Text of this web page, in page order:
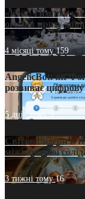
«Кейс Тихона» у
оголив кризу
4 місяці тому159
AngelicBot: як
розвиває цифрову
5 днів тому9
Світові лідери в
міжнародної
3 тижні тому16